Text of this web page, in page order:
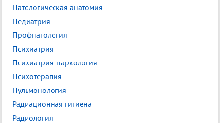
Патологическая анатомия
Педиатрия
Профпатология
Психиатрия
Психиатрия-наркология
Психотерапия
Пульмонология
Радиационная гигиена
Радиология